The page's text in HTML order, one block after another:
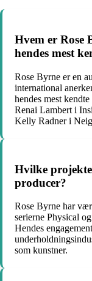
Hvem er Rose
hendes mest
Rose Byrne er en
international
hendes mest
Renai Lambert i
Kelly Radner i
Hvilke
producer?
Rose Byrne har
serierne Physical
Hendes
som kunstner.